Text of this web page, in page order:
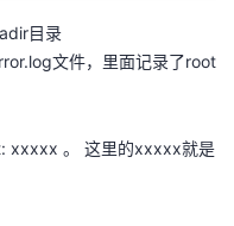
目录
文件，里面记录了root
xxxxx 。 这里的xxxxx就是